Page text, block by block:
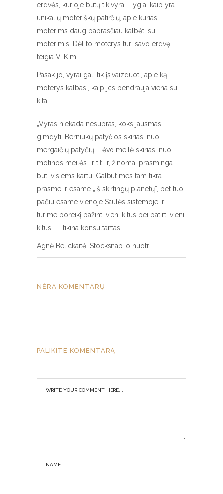
erdvės, kurioje būtų tik vyrai. Lygiai kaip yra
unikalių moteriškų patirčių, apie kurias
moterims daug paprasčiau kalbėti su
moterimis. Dėl to moterys turi savo erdvę“, –
teigia V. Kim.
Pasak jo, vyrai gali tik įsivaizduoti, apie ką
moterys kalbasi, kaip jos bendrauja viena su
kita.
„Vyras niekada nesupras, koks jausmas
gimdyti. Berniukų patyčios skiriasi nuo
mergaičių patyčių. Tėvo meilė skiriasi nuo
motinos meilės. Ir t.t. Ir, žinoma, prasminga
būti visiems kartu. Galbūt mes tam tikra
prasme ir esame „iš skirtingų planetų“, bet tuo
pačiu esame vienoje Saulės sistemoje ir
turime poreikį pažinti vieni kitus bei patirti vieni
kitus“, – tikina konsultantas.
Agnė Belickaitė, Stocksnap.io nuotr.
NĖRA KOMENTARŲ
PALIKITE KOMENTARĄ